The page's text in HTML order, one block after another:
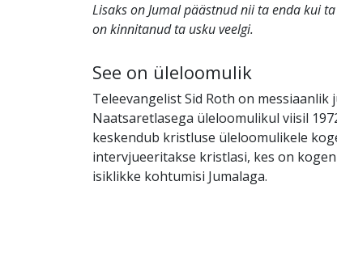
Lisaks on Jumal päästnud nii ta enda kui
on kinnitanud ta usku veelgi.
See on üleloomulik
Teleevangelist Sid Roth on messiaanlik
Naatsaretlasega üleloomulikul viisil
keskendub kristluse üleloomulikele
intervjueeritakse kristlasi, kes on
isiklikke kohtumisi Jumalaga.